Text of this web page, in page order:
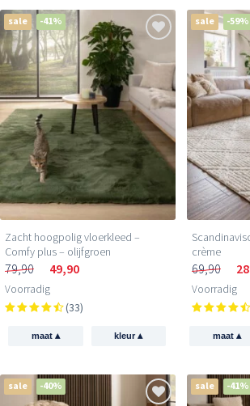
sale -41%
Zacht hoogpolig vloerkleed –
Comfy plus – olijfgroen
79,90 49,90
Voorradig
(33)
maat ▴ kleur▴
sale -59%
crème
69,90
Voorradig
maat ▴
sale -40% sale -41%